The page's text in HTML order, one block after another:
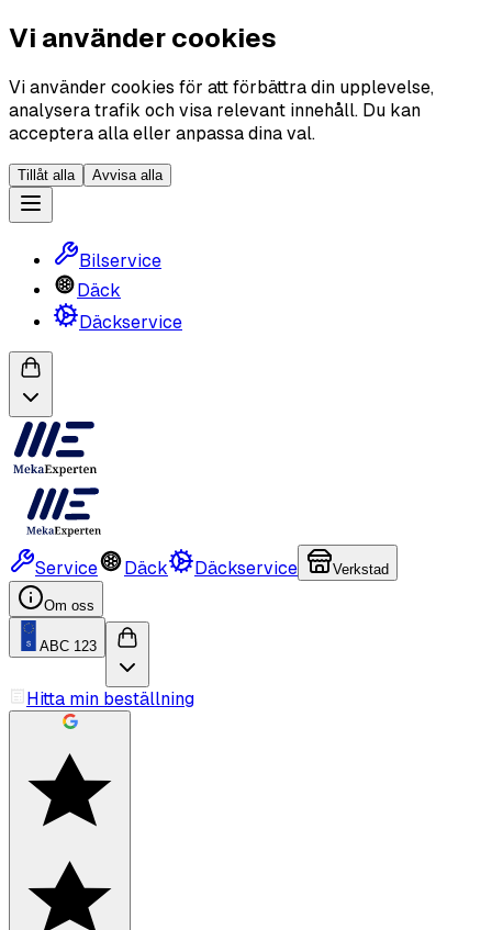
Vi använder cookies
Vi använder cookies för att förbättra din upplevelse,
analysera trafik och visa relevant innehåll. Du kan
acceptera alla eller anpassa dina val.
Tillåt alla Avvisa alla
Bilservice
Däck
Däckservice
Service Däck Däckservice Verkstad
Om oss
ABC 123
Hitta min beställning